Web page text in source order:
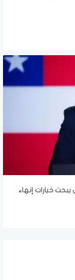
يبحث خيارات إنهاء